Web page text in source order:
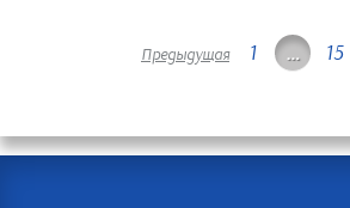
Предыдущая 1 … 15